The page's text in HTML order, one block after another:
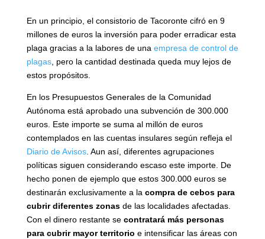
En un principio, el consistorio de Tacoronte cifró en 9
millones de euros la inversión para poder erradicar esta
plaga gracias a la labores de una empresa de control de
plagas, pero la cantidad destinada queda muy lejos de
estos propósitos.
En los Presupuestos Generales de la Comunidad
Autónoma está aprobado una subvención de 300.000
euros. Este importe se suma al millón de euros
contemplados en las cuentas insulares según refleja el
Diario de Avisos. Aun así, diferentes agrupaciones
políticas siguen considerando escaso este importe. De
hecho ponen de ejemplo que estos 300.000 euros se
destinarán exclusivamente a la compra de cebos para
cubrir diferentes zonasde las localidades afectadas.
Con el dinero restante se contratará más personas
para cubrir mayor territorio e intensificar las áreas con